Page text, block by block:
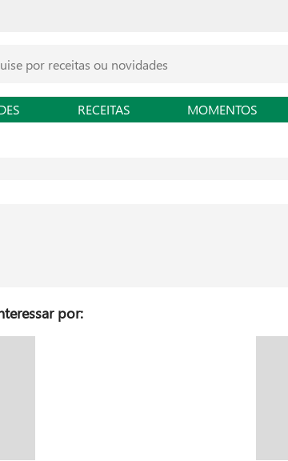
RECEITAS MOMENTOS
por: